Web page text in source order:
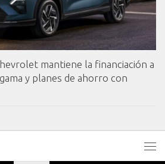
mantiene la financiación a
y planes de ahorro con